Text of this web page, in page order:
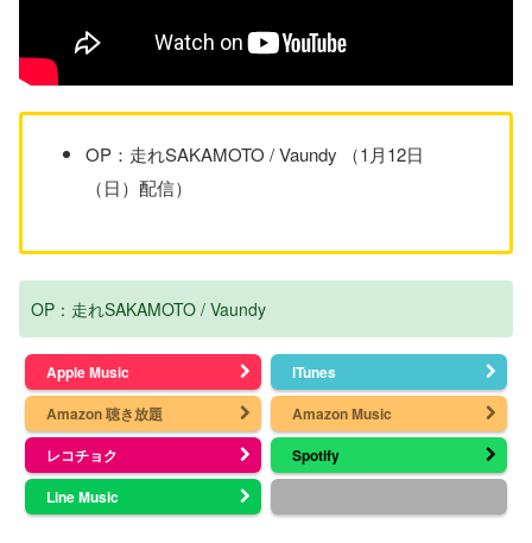
OP：走れSAKAMOTO / Vaundy （1月12日
（日）配信）
OP：走れSAKAMOTO / Vaundy
Apple Music
iTunes
Amazon 聴き放題
Amazon Music
レコチョク
Spotify
Line Music